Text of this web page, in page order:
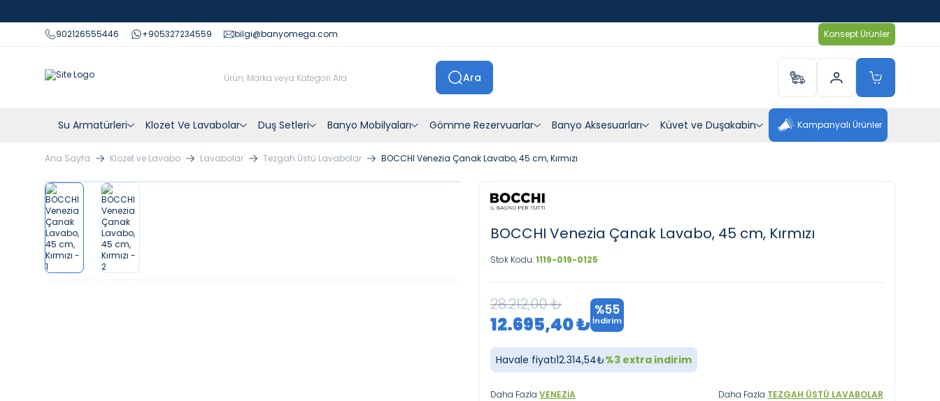
902126555446
+905327234559 bilgi@banyomega.com Konsept Ürünler
Ara
Su Armatürleri Klozet Ve Lavabolar Duş Setleri Banyo Mobilyaları Gömme Rezervuarlar Banyo Aksesuarları Küvet ve Duşakabin Kampanyalı Ürünler
Ana Sayfa Klozet ve Lavabo Lavabolar Tezgah Üstü Lavabolar BOCCHI Venezia Çanak Lavabo, 45 cm, Kırmızı
BOCCHI Venezia Çanak Lavabo, 45 cm, Kırmızı
Stok Kodu:1119-019-0125
28.212,00₺
12.695,40₺
%55
İndirim
Havale fiyatı12.314,54₺%3extra indirim
Daha Fazla VENEZIA Daha Fazla TEZGAH ÜSTÜ LAVABOLAR